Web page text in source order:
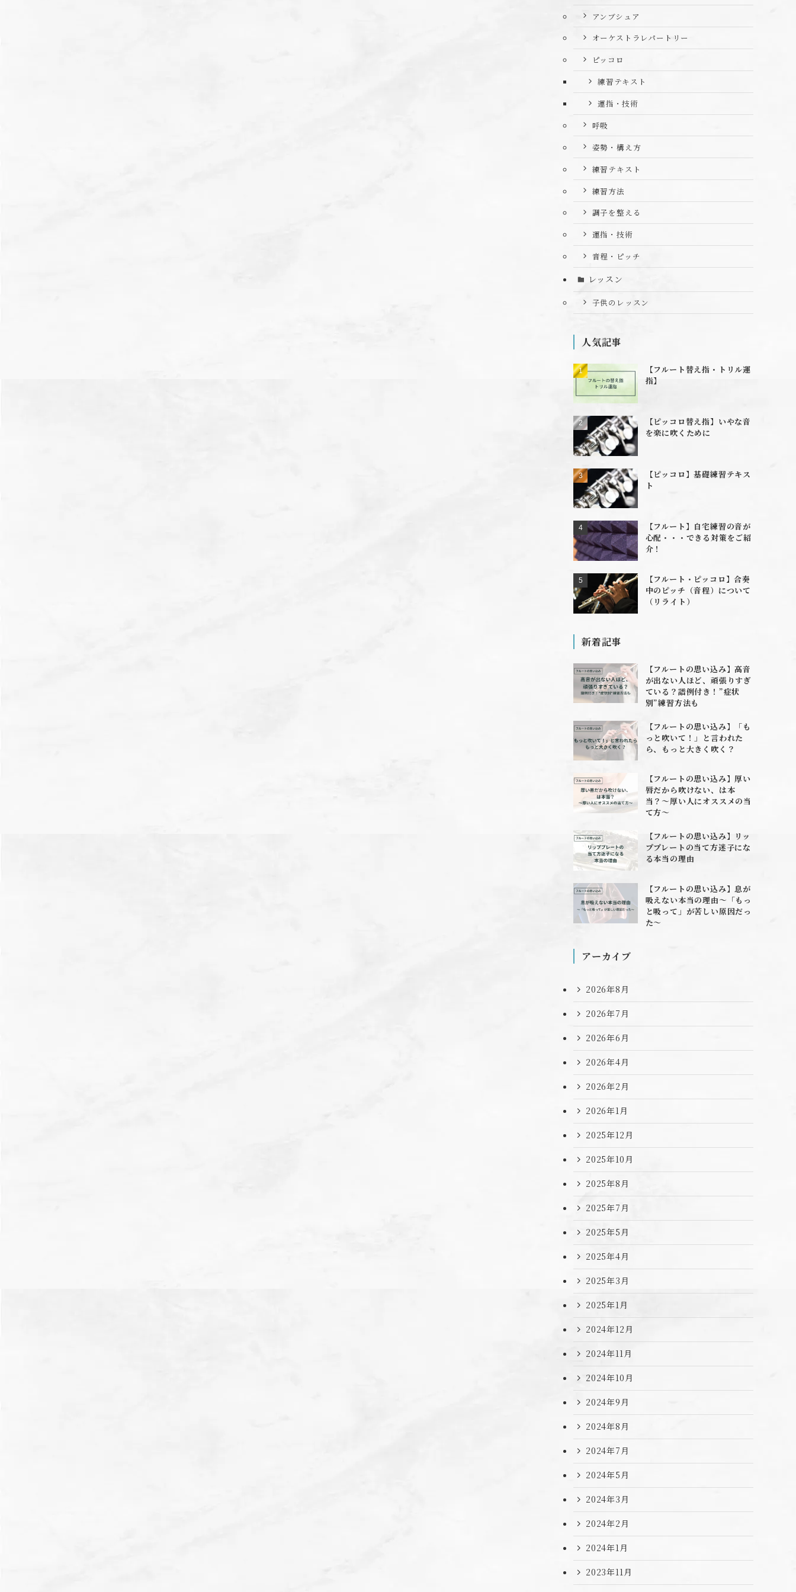
アンブシュア
オーケストラレパートリー
ピッコロ
練習テキスト
運指・技術
呼吸
姿勢・構え方
練習テキスト
練習方法
調子を整える
運指・技術
音程・ピッチ
レッスン
子供のレッスン
人気記事
【フルート替え指・トリル運
指】
【ピッコロ替え指】いやな音
を楽に吹くために
【ピッコロ】基礎練習テキス
ト
【フルート】自宅練習の音が
心配・・・できる対策をご紹
介！
【フルート・ピッコロ】合奏
中のピッチ（音程）について
（リライト）
新着記事
【フルートの思い込み】高音
が出ない人ほど、頑張りすぎ
ている？譜例付き！”症状
別”練習方法も
【フルートの思い込み】「も
っと吹いて！」と言われた
ら、もっと大きく吹く？
【フルートの思い込み】厚い
唇だから吹けない、は本
当？〜厚い人にオススメの当
て方〜
【フルートの思い込み】リッ
ププレートの当て方迷子にな
る本当の理由
【フルートの思い込み】息が
吸えない本当の理由〜「もっ
と吸って」が苦しい原因だっ
た〜
アーカイブ
2026年8月
2026年7月
2026年6月
2026年4月
2026年2月
2026年1月
2025年12月
2025年10月
2025年8月
2025年7月
2025年5月
2025年4月
2025年3月
2025年1月
2024年12月
2024年11月
2024年10月
2024年9月
2024年8月
2024年7月
2024年5月
2024年3月
2024年2月
2024年1月
2023年11月